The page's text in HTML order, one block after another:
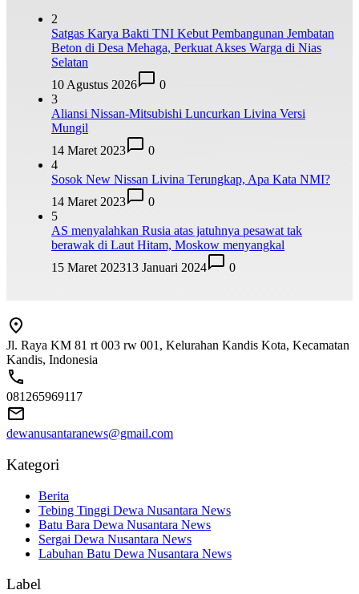
2
Satgas Karya Bakti TNI Kebut Pembangunan Jembatan
Beton di Desa Mehaga, Perkuat Akses Warga di Nias
Selatan
10 Agustus 2026
0
3
Aliansi Nissan-Mitsubishi Luncurkan Livina Versi
Mungil
14 Maret 2023
0
4
Sosok New Nissan Livina Terungkap, Apa Kata NMI?
14 Maret 2023
0
5
AS menyalahkan Rusia atas jatuhnya pesawat tak
berawak di Laut Hitam, Moskow menyangkal
15 Maret 202313 Januari 2024 0
Jl. Raya KM 81 rt 003 rw 001, Kelurahan Kandis Kota, Kecamatan
Kandis, Indonesia
081265969117
dewanusantaranews@gmail.com
Kategori
Berita
Tebing Tinggi Dewa Nusantara News
Batu Bara Dewa Nusantara News
Sergai Dewa Nusantara News
Labuhan Batu Dewa Nusantara News
Label